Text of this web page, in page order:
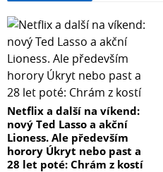
Netflix a další na víkend:
nový Ted Lasso a akční
Lioness. Ale především
horory Úkryt nebo past a
28 let poté: Chrám z kostí